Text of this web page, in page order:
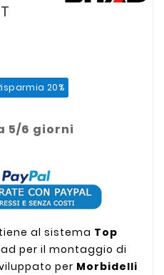
20%
5/6 giorni
al sistema Top
per il montaggio di
per Morbidelli